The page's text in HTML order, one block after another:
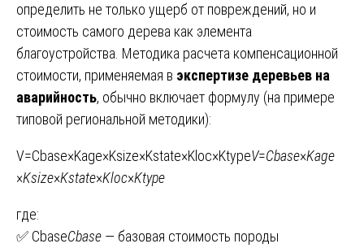
определить не только ущерб от повреждений, но и
стоимость самого дерева как элемента
благоустройства. Методика расчета компенсационной
стоимости, применяемая в экспертизе деревьев на
аварийность, обычно включает формулу (на примере
типовой региональной методики):
V=Cbase×Kage×Ksize×Kstate×Kloc×KtypeV=Cbase​×Kage
×Ksize​×Kstate​×Kloc​×Ktype
где:
✅ CbaseCbase ​ — базовая стоимость породы